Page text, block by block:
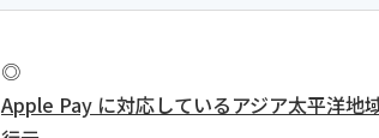
◎
Apple Pay に対応しているアジア太平洋地